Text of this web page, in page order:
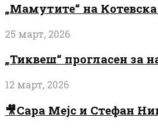
„Мамутите“ на
25 март, 2026
„Тиквеш“ прогласен за
12 март, 2026
🎥Сара Мејс и Стефан